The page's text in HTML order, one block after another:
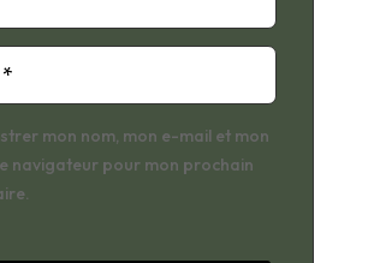
mon nom, mon e-mail et mon
navigateur pour mon prochain